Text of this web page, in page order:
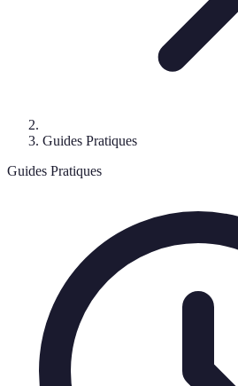
Guides Pratiques
Guides Pratiques